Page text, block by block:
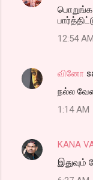
பொறுங்க
12:54 AM
வினோ
நல்ல
1:14 AM
KANA
இதுவும்